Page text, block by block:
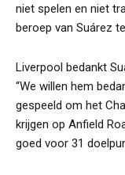
niet spelen en niet
beroep van Suárez
Liverpool bedankt
“We willen hem
gespeeld om het
krijgen op Anfield
goed voor 31